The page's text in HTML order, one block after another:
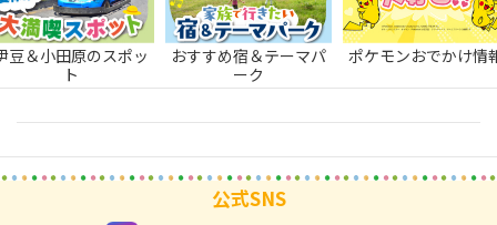
豆＆小田原のスポッ
ト
おすすめ宿＆テーマパ
ーク
ポケモンおでかけ情
公式SNS